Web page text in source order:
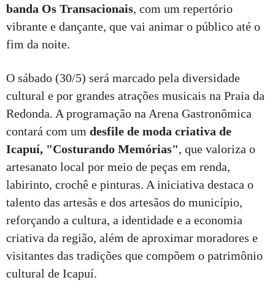
banda Os Transacionais, com um repertório
vibrante e dançante, que vai animar o público até o
fim da noite.
O sábado (30/5) será marcado pela diversidade
cultural e por grandes atrações musicais na Praia da
Redonda. A programação na Arena Gastronômica
contará com um desfile de moda criativa de
Icapuí, "Costurando Memórias", que valoriza o
artesanato local por meio de peças em renda,
labirinto, crochê e pinturas. A iniciativa destaca o
talento das artesãs e dos artesãos do município,
reforçando a cultura, a identidade e a economia
criativa da região, além de aproximar moradores e
visitantes das tradições que compõem o patrimônio
cultural de Icapuí.